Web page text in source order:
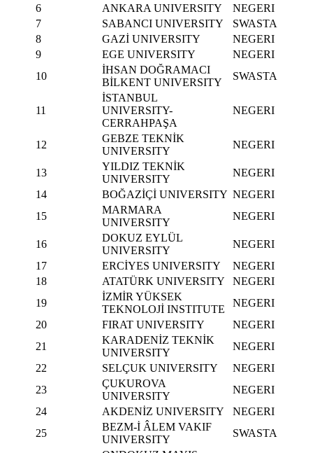
6
ANKARA UNIVERSITY
NEGERI
7
SABANCI UNIVERSITY
SWASTA
8
GAZİ UNIVERSITY
NEGERI
9
EGE UNIVERSITY
NEGERI
10
İHSAN DOĞRAMACI
BİLKENT UNIVERSITY
SWASTA
11
İSTANBUL
UNIVERSITY-
CERRAHPAŞA
NEGERI
12
GEBZE TEKNİK
UNIVERSITY
NEGERI
13
YILDIZ TEKNİK
UNIVERSITY
NEGERI
14
BOĞAZİÇİ UNIVERSITY NEGERI
15
MARMARA
UNIVERSITY
NEGERI
16
DOKUZ EYLÜL
UNIVERSITY
NEGERI
17
ERCİYES UNIVERSITY
NEGERI
18
ATATÜRK UNIVERSITY
NEGERI
19
İZMİR YÜKSEK
TEKNOLOJİ INSTITUTE
NEGERI
20
FIRAT UNIVERSITY
NEGERI
21
KARADENİZ TEKNİK
UNIVERSITY
NEGERI
22
SELÇUK UNIVERSITY
NEGERI
23
ÇUKUROVA
UNIVERSITY
NEGERI
24
AKDENİZ UNIVERSITY
NEGERI
25
BEZM-İ ÂLEM VAKIF
UNIVERSITY
SWASTA